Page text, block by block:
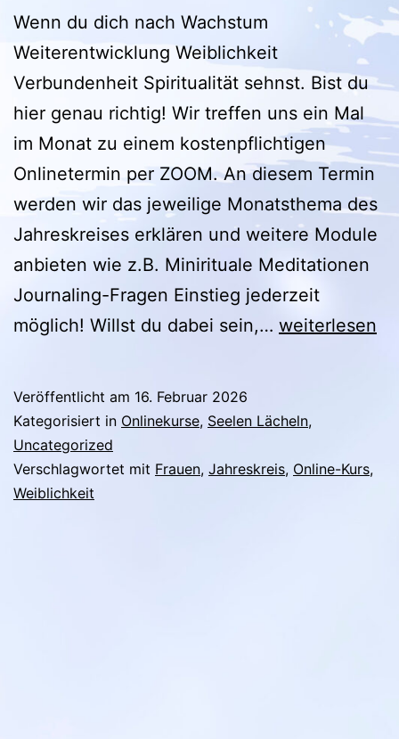
Wenn du dich nach Wachstum
Weiterentwicklung Weiblichkeit
Verbundenheit Spiritualität sehnst. Bist du
hier genau richtig! Wir treffen uns ein Mal
im Monat zu einem kostenpflichtigen
Onlinetermin per ZOOM. An diesem Termin
werden wir das jeweilige Monatsthema des
Jahreskreises erklären und weitere Module
anbieten wie z.B. Minirituale Meditationen
Journaling-Fragen Einstieg jederzeit
möglich! Willst du dabei sein,… weiterlesen
Veröffentlicht am 16. Februar 2026
Kategorisiert in Onlinekurse, Seelen Lächeln,
Uncategorized
Verschlagwortet mit Frauen, Jahreskreis, Online-Kurs,
Weiblichkeit